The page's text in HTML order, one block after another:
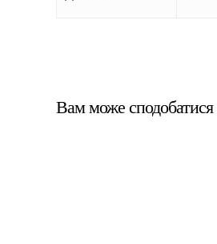
Вам може сподобатися